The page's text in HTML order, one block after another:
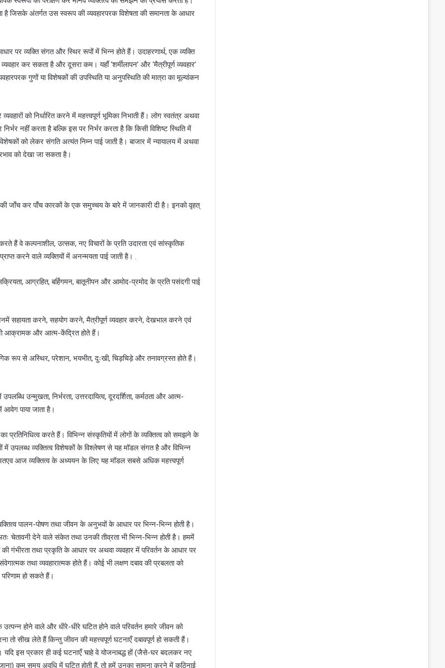
है जिसके अंतर्गत उस स्वरूप की व्यवहारपरक विशेषता की समानता के आधार
पर व्यक्ति संगत और स्थिर रूपों में भिन्न होते हैं। उदाहरणार्थ, एक व्यक्ति
कर सकता है और दूसरा कम। यहाँ ‘शर्मीलापन’ और ‘मैत्रीपूर्ण व्यवहार’
गुणों या विशेषकों की उपस्थिति या अनुपस्थिति की मात्रा का मूल्यांकन
को निर्धारित करने में महत्त्वपूर्ण भूमिका निभाती हैं। लोग स्वतंत्र अथवा
नहीं करता है बल्कि इस पर निर्भर करता है कि किसी विशिष्ट स्थिति में
को लेकर संगति अत्यंत निम्न पाई जाती है। बाजार में न्यायालय में अथवा
को देखा जा सकता है।
की जाँच कर पाँच कारकों के एक समुच्चय के बारे में जानकारी दी है। इनको वृहत्
हैं वे कल्पनाशील, उत्सक, नए विचारों के प्रति उदारता एवं सांस्कृतिक
करने वाले व्यक्तियों में अनन्मयता पाई जाती है। .
आग्रहित, बर्हिगमन, बातूनीपन और आमोद-प्रमोद के प्रति पसंदगी पाई
सहायता करने, सहयोग करने, मैत्रीपूर्ण व्यवहार करने, देखभाल करने एवं
आक्रामक और आत्म-केंद्रित होते हैं।
रूप से अस्थिर, परेशान, भयभीत, दुःखी, चिड़चिड़े और तनावग्रस्त होते हैं।
उन्मुखता, निर्भरता, उत्तरदायित्व, दूरदर्शिता, कर्मठता और आत्म-
आवेग पाया जाता है।
प्रतिनिधित्व करते हैं। विभिन्न संस्कृतियों में लोगों के व्यक्तित्व को समझने के
में उपलब्ध व्यक्तित्व विशेषकों के विश्लेषण से यह मॉडल संगत है और विभिन्न
आज व्यक्तित्व के अध्ययन के लिए यह मॉडल सबसे अधिक महत्त्वपूर्ण
पालन-पोषण तथा जीवन के अनुभवों के आधार पर भिन्न-भिन्न होती है।
देने वाले संकेत तथा उनकी तीव्रता भी भिन्न-भिन्न होती है। हममें
गंभीरता तथा प्रकृति के आधार पर अथवा व्यवहार में परिवर्तन के आधार पर
तथा व्यवहारात्मक होते हैं। कोई भी लक्षण दबाव की प्रबलता को
हो सकते हैं।
होने वाले और धीरे-धीरे घटित होने वाले परिवर्तन हमारे जीवन को
तो सीख लेते हैं किन्तु जीवन की महत्त्वपूर्ण घटनाएँ दबावपूर्ण हो सकती हैं।
यदि इस प्रकार ही कई घटनाएँ चाहे वे योजनाबद्ध हों (जैसे-घर बदलकर नए
कम समय अवधि में घटित होती हैं, तो हमें उनका सामना करने में कठिनाई